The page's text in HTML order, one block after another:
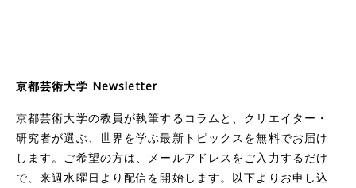
京都芸術大学 Newsletter
京都芸術大学の教員が執筆するコラムと、クリエイター・
研究者が選ぶ、世界を学ぶ最新トピックスを無料でお届け
します。ご希望の方は、メールアドレスをご入力するだけ
で、来週水曜日より配信を開始します。以下よりお申し込